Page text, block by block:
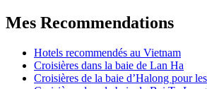
Mes Recommendations
Hotels recommendés au Vietnam
Croisières dans la baie de Lan Ha
Croisières de la baie d’Halong pour